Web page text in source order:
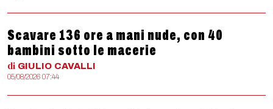
Scavare 136 ore a mani nude, con 40
bambini sotto le macerie
di GIULIO CAVALLI
05/08/2026 07:44